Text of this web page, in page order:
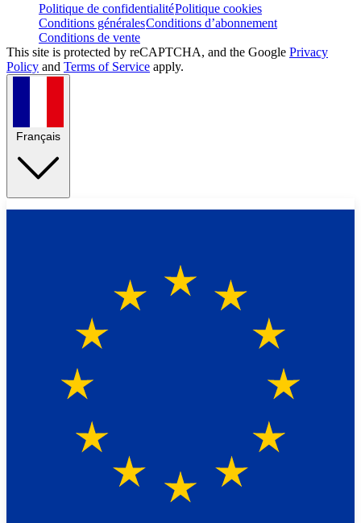
Politique de confidentialitéPolitique cookies
Conditions généralesConditions d’abonnement
Conditions de vente
This site is protected by reCAPTCHA, and the Google Privacy
Policy and Terms of Service apply.
Français